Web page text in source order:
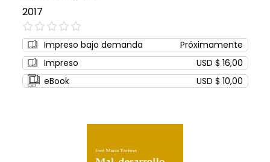
2017
0%
Impreso bajo demanda
Próximamente
Impreso
USD $ 16,00
eBook
USD $ 10,00